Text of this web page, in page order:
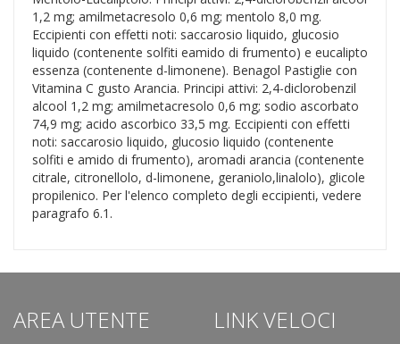
1,2 mg; amilmetacresolo 0,6 mg; mentolo 8,0 mg.
Eccipienti con effetti noti: saccarosio liquido, glucosio
liquido (contenente solfiti eamido di frumento) e eucalipto
essenza (contenente d-limonene). Benagol Pastiglie con
Vitamina C gusto Arancia. Principi attivi: 2,4-diclorobenzil
alcool 1,2 mg; amilmetacresolo 0,6 mg; sodio ascorbato
74,9 mg; acido ascorbico 33,5 mg. Eccipienti con effetti
noti: saccarosio liquido, glucosio liquido (contenente
solfiti e amido di frumento), aromadi arancia (contenente
citrale, citronellolo, d-limonene, geraniolo,linalolo), glicole
propilenico. Per l'elenco completo degli eccipienti, vedere
paragrafo 6.1.
AREA UTENTE LINK VELOCI